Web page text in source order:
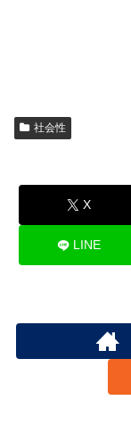
社会性
X
LINE